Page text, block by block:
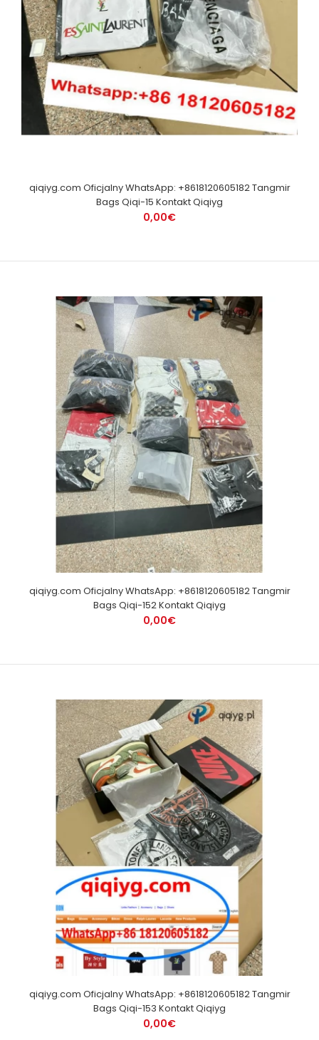
qiqiyg.com Oficjalny WhatsApp: +8618120605182 Tangmir
Bags Qiqi-15 Kontakt Qiqiyg
0,00€
qiqiyg.com Oficjalny WhatsApp: +8618120605182 Tangmir
Bags Qiqi-152 Kontakt Qiqiyg
0,00€
qiqiyg.com Oficjalny WhatsApp: +8618120605182 Tangmir
Bags Qiqi-153 Kontakt Qiqiyg
0,00€